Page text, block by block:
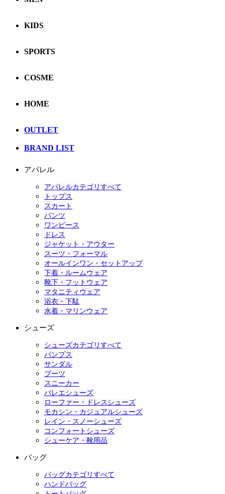
KIDS
SPORTS
COSME
HOME
OUTLET
BRAND LIST
アパレル
アパレルカテゴリすべて
トップス
スカート
パンツ
ワンピース
ドレス
ジャケット・アウター
スーツ・フォーマル
オールインワン・セットアップ
下着・ルームウェア
靴下・フットウェア
マタニティウェア
浴衣・下駄
水着・マリンウェア
シューズ
シューズカテゴリすべて
パンプス
サンダル
ブーツ
スニーカー
バレエシューズ
ローファー・ドレスシューズ
モカシン・カジュアルシューズ
レイン・スノーシューズ
コンフォートシューズ
シューケア・靴用品
バッグ
バッグカテゴリすべて
ハンドバッグ